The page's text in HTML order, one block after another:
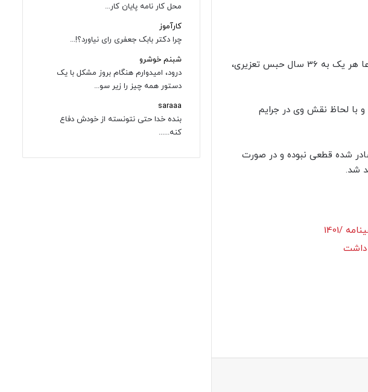
در رای صادره، متهمان ردیف دوم و سوم نیز به اتهام جرایمی نظیر «شروع به قتل» و «سرقت» مجموعا هر یک به 36 سال حبس تعزیری،
با لحاظ نقش وی در جرایم
شده قطعی نبوده و در صورت
شد.
/1401
داشت
محل کار نامه پایان کار...
کارآموز
چرا دکتر بابک جعفری رای نیاورد؟!...
شبنم خوشرو
درود، امیدوارم هنگام بروز مشکل با یک
دستور همه چیز را زیر سو...
saraaa
بنده خدا حتی نتونسته از خودش دفاع
کنه......